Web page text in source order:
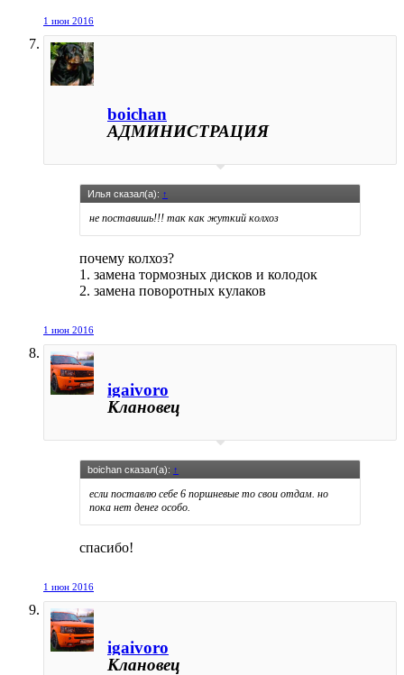
1 июн 2016
boichan
АДМИНИСТРАЦИЯ
Илья сказал(а): ↑
не поставишь!!! так как жуткий колхоз
почему колхоз?
1. замена тормозных дисков и колодок
2. замена поворотных кулаков
1 июн 2016
igaivoro
Клановец
boichan сказал(а): ↑
если поставлю себе 6 поршневые то свои отдам. но
пока нет денег особо.
спасибо!
1 июн 2016
igaivoro
Клановец